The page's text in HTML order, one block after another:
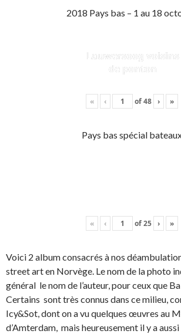
2018 Pays bas – 1 au 18
Lauwersoog voisins
de ponton
« ‹ of48 › »
Pays bas spécial
« ‹ of25 › »
Voici 2 album consacrés à nos
street art en Norvège. Le nom de la photo
général le nom de l’auteur, pour ceux que
Certains sont très connus dans ce milieu,
Icy&Sot, dont on a vu quelques œuvres au
d’Amterdam, mais heureusement il y a